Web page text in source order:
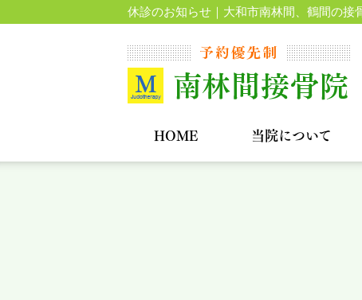
休診のお知らせ｜大和市南林間、鶴間の接
HOME 当院について